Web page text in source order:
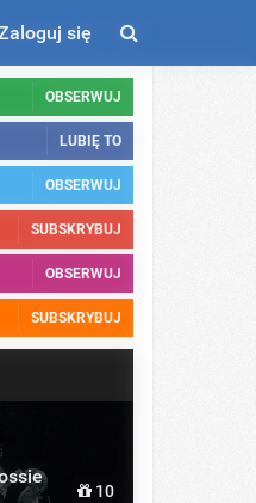
się
OBSERWUJ
LUBIĘ TO
OBSERWUJ
SUBSKRYBUJ
OBSERWUJ
SUBSKRYBUJ
10